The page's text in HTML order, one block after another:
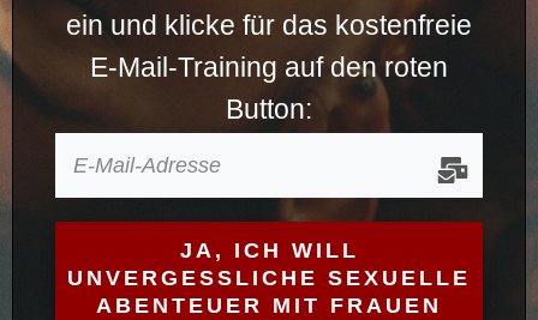
ein und klicke für das kostenfreie
E-Mail-Training auf den roten
Button:
JA, ICH WILL
UNVERGESSLICHE SEXUELLE
ABENTEUER MIT FRAUEN